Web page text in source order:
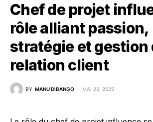
Chef de projet
rôle alliant passion,
stratégie et gestion
relation client
BY MANU DIBANGO MAI 23, 2025